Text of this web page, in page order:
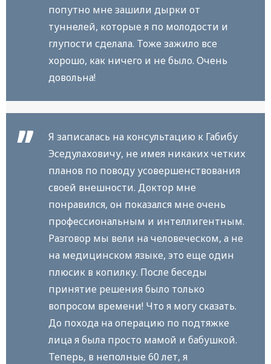
попутно мне зашили дырки от
туннелей, которые я по молодости и
глупости сделала. Тоже зажило все
хорошо, как ничего и не было. Очень
довольна!
Я записалась на консультацию к Габибу
Эседулаховичу, не имея никаких четких
планов по поводу усовершенствования
своей внешности. Доктор мне
понравился, он показался мне очень
профессиональным и интеллигентным.
Разговор мы вели на человеческом, а не
на медицинском языке, это еще один
плюсик в копилку. После беседы
принятие решения было только
вопросом времени! Что я могу сказать.
До похода на операцию по подтяжке
лица я была просто мамой и бабушкой.
Теперь, в неполные 60 лет, я